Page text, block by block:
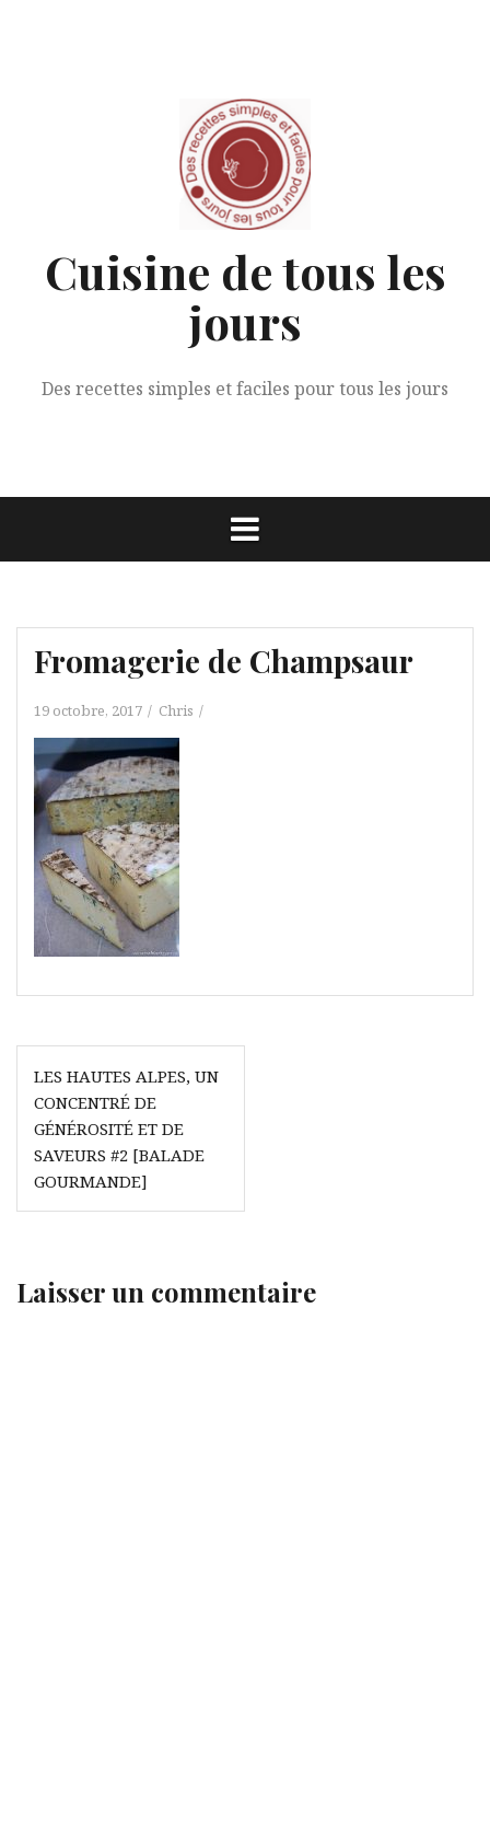
Cuisine de tous les
jours
Des recettes simples et faciles pour tous les jours
Fromagerie de Champsaur
19 octobre, 2017 Chris
Navigation
de
l’article
LES HAUTES ALPES, UN
CONCENTRÉ DE
GÉNÉROSITÉ ET DE
SAVEURS #2 [BALADE
GOURMANDE]
Laisser un commentaire